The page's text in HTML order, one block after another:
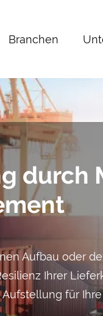
Branchen
durch
Auf­bau oder
Ihrer
für